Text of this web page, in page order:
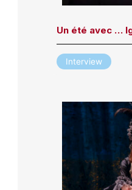
Un été avec …
Interview